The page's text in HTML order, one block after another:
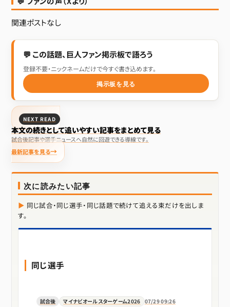
関連ポストなし
💬 この話題、巨人ファン掲示板で語ろう
登録不要・ニックネームだけで今すぐ書き込めます。
掲示板を見る
NEXT READ
本文の続きとして追いやすい記事をまとめて見る
試合後記事や選手ニュースへ自然に回遊できる導線です。
最新記事を見る
次に読みたい記事
同じ試合・同じ選手・同じ話題で続けて追える束だけを出しま
す。
同じ選手
試合後 マイナビオールスターゲーム2026 07/29 09:26